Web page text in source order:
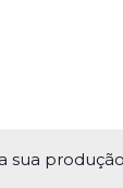
sua produção